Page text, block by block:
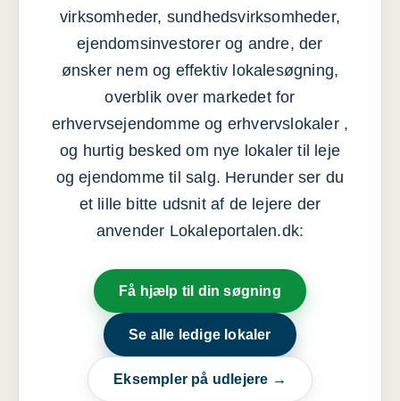
virksomheder, sundhedsvirksomheder,
ejendomsinvestorer og andre, der
ønsker nem og effektiv lokalesøgning,
overblik over markedet for
erhvervsejendomme og erhvervslokaler ,
og hurtig besked om nye lokaler til leje
og ejendomme til salg. Herunder ser du
et lille bitte udsnit af de lejere der
anvender Lokaleportalen.dk:
Få hjælp til din søgning
Se alle ledige lokaler
Eksempler på udlejere →